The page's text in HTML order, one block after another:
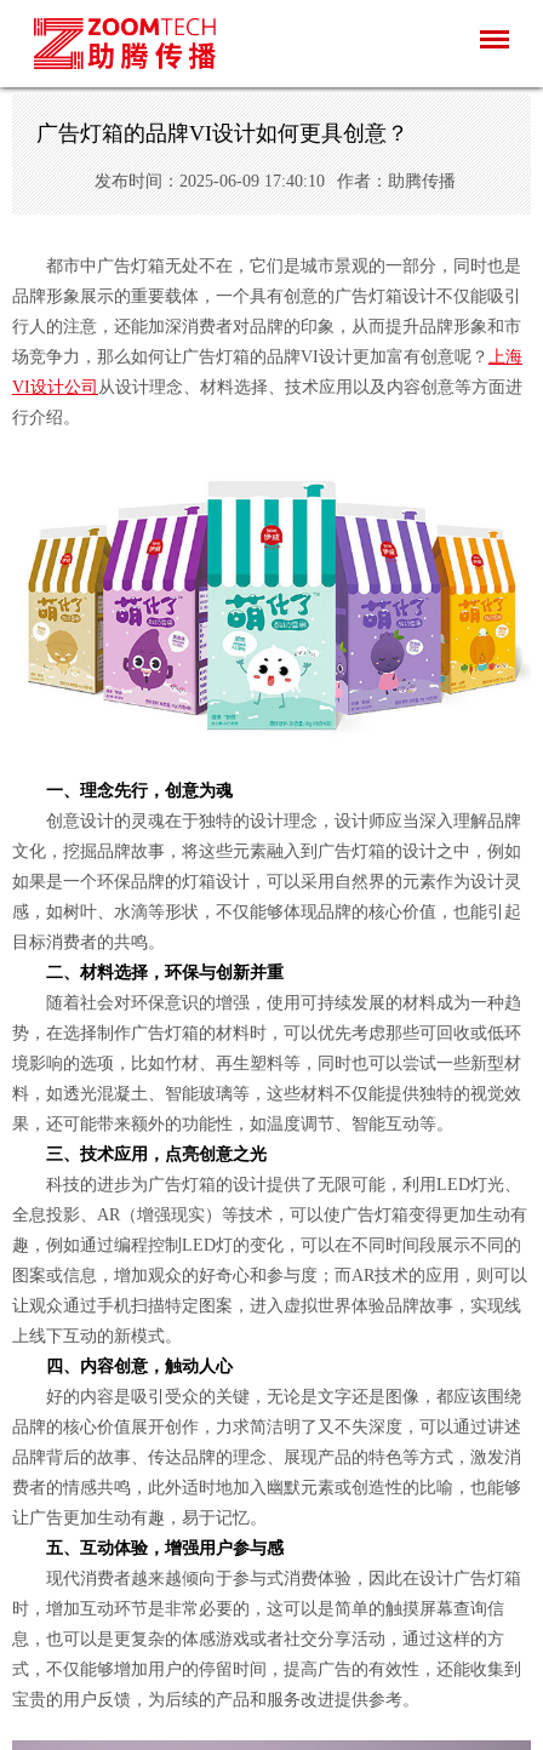
广告灯箱的品牌VI设计如何更具创意？
发布时间：2025-06-09 17:40:10 作者：助腾传播
都市中广告灯箱无处不在，它们是城市景观的一部分，同时也是
品牌形象展示的重要载体，一个具有创意的广告灯箱设计不仅能吸引
行人的注意，还能加深消费者对品牌的印象，从而提升品牌形象和市
场竞争力，那么如何让广告灯箱的品牌VI设计更加富有创意呢？ 上海
VI设计公司 从设计理念、材料选择、技术应用以及内容创意等方面进
行介绍。
一、理念先行，创意为魂
创意设计的灵魂在于独特的设计理念，设计师应当深入理解品牌
文化，挖掘品牌故事，将这些元素融入到广告灯箱的设计之中，例如
如果是一个环保品牌的灯箱设计，可以采用自然界的元素作为设计灵
感，如树叶、水滴等形状，不仅能够体现品牌的核心价值，也能引起
目标消费者的共鸣。
二、材料选择，环保与创新并重
随着社会对环保意识的增强，使用可持续发展的材料成为一种趋
势，在选择制作广告灯箱的材料时，可以优先考虑那些可回收或低环
境影响的选项，比如竹材、再生塑料等，同时也可以尝试一些新型材
料，如透光混凝土、智能玻璃等，这些材料不仅能提供独特的视觉效
果，还可能带来额外的功能性，如温度调节、智能互动等。
三、技术应用，点亮创意之光
科技的进步为广告灯箱的设计提供了无限可能，利用LED灯光、
全息投影、AR（增强现实）等技术，可以使广告灯箱变得更加生动有
趣，例如通过编程控制LED灯的变化，可以在不同时间段展示不同的
图案或信息，增加观众的好奇心和参与度；而AR技术的应用，则可以
让观众通过手机扫描特定图案，进入虚拟世界体验品牌故事，实现线
上线下互动的新模式。
四、内容创意，触动人心
好的内容是吸引受众的关键，无论是文字还是图像，都应该围绕
品牌的核心价值展开创作，力求简洁明了又不失深度，可以通过讲述
品牌背后的故事、传达品牌的理念、展现产品的特色等方式，激发消
费者的情感共鸣，此外适时地加入幽默元素或创造性的比喻，也能够
让广告更加生动有趣，易于记忆。
五、互动体验，增强用户参与感
现代消费者越来越倾向于参与式消费体验，因此在设计广告灯箱
时，增加互动环节是非常必要的，这可以是简单的触摸屏幕查询信
息，也可以是更复杂的体感游戏或者社交分享活动，通过这样的方
式，不仅能够增加用户的停留时间，提高广告的有效性，还能收集到
宝贵的用户反馈，为后续的产品和服务改进提供参考。